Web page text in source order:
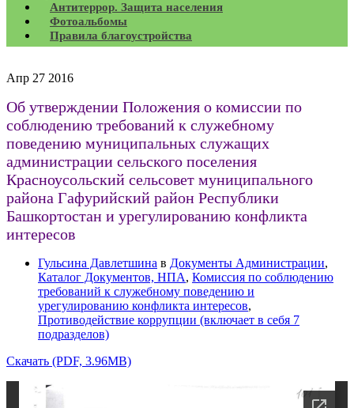
Антитеррор. Защита населения
Фотоальбомы
Правила благоустройства
Апр 27 2016
Об утверждении Положения о комиссии по
соблюдению требований к служебному
поведению муниципальных служащих
администрации сельского поселения
Красноусольский сельсовет муниципального
района Гафурийский район Республики
Башкортостан и урегулированию конфликта
интересов
Гульсина Давлетшина в Документы Администрации,
Каталог Документов, НПА, Комиссия по соблюдению
требований к служебному поведению и
урегулированию конфликта интересов,
Противодействие коррупции (включает в себя 7
подразделов)
Скачать (PDF, 3.96MB)